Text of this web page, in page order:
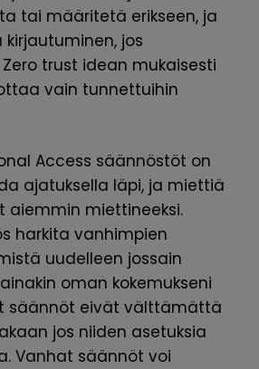
tai määritetä erikseen, ja
jos
trust idean mukaisesti
vain tunnettuihin
Access säännöstöt on
ajatuksella läpi, ja miettiä
aiemmin miettineeksi.
harkita vanhimpien
uudelleen jossain
oman kokemukseni
säännöt eivät välttämättä
jos niiden asetuksia
Vanhat säännöt voi